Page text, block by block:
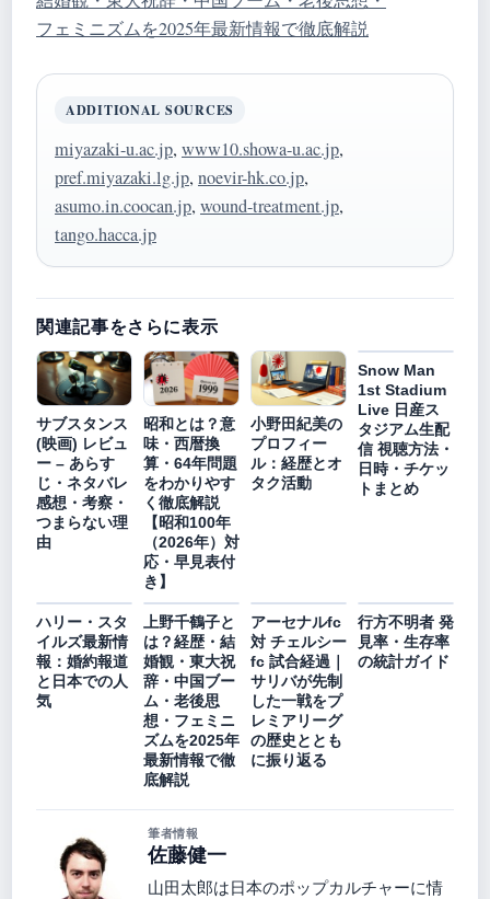
フェミニズムを2025年最新情報で徹底解説
ADDITIONAL SOURCES
miyazaki-u.ac.jp, www10.showa-u.ac.jp,
pref.miyazaki.lg.jp, noevir-hk.co.jp,
asumo.in.coocan.jp, wound-treatment.jp,
tango.hacca.jp
関連記事をさらに表示
サブスタンス
(映画) レビュ
ー – あらす
じ・ネタバレ
感想・考察・
つまらない理
由
昭和とは？意
味・西暦換
算・64年問題
をわかりやす
く徹底解説
【昭和100年
（2026年）対
応・早見表付
き】
小野田紀美の
プロフィー
ル：経歴とオ
タク活動
Snow Man
1st Stadium
Live 日産ス
タジアム生配
信 視聴方法・
日時・チケッ
トまとめ
ハリー・スタ
イルズ最新情
報：婚約報道
と日本での人
気
上野千鶴子と
は？経歴・結
婚観・東大祝
辞・中国ブー
ム・老後思
想・フェミニ
ズムを2025年
最新情報で徹
底解説
アーセナルfc
対 チェルシー
fc 試合経過｜
サリバが先制
した一戦をプ
レミアリーグ
の歴史ととも
に振り返る
行方不明者 発
見率・生存率
の統計ガイド
筆者情報
佐藤健一
山田太郎は日本のポップカルチャーに情